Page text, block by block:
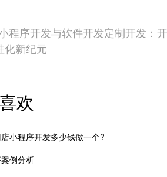
程序开发与软件开发定制开发：开
化新纪元
欢
小程序开发多少钱做一个?
例分析